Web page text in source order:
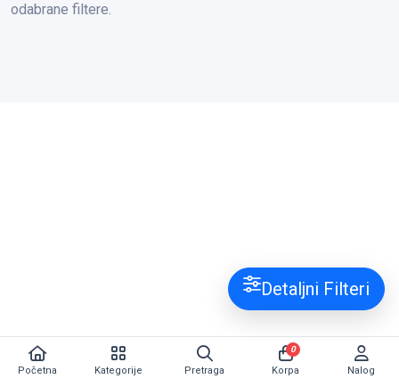
odabrane filtere.
Detaljni Filteri
Početna Kategorije Pretraga Korpa
0
Nalog